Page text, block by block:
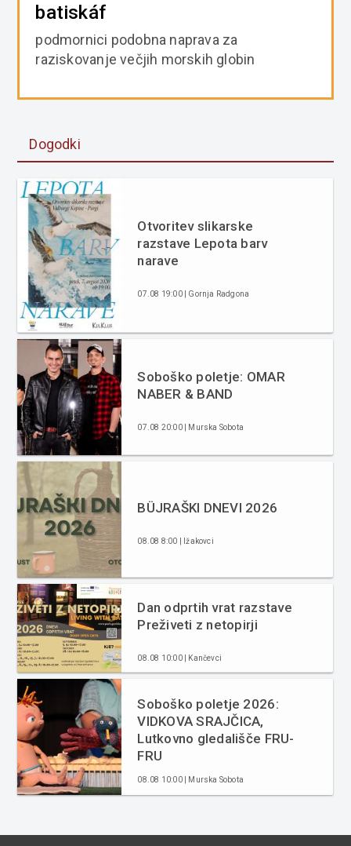
batiskáf
podmornici podobna naprava za
raziskovanje večjih morskih globin
Dogodki
Otvoritev slikarske
razstave Lepota barv
narave
07.08 19:00 | Gornja Radgona
Soboško poletje: OMAR
NABER & BAND
07.08 20:00 | Murska Sobota
BÜJRAŠKI DNEVI 2026
08.08 8:00 | Ižakovci
Dan odprtih vrat razstave
Preživeti z netopirji
08.08 10:00 | Kančevci
Soboško poletje 2026:
VIDKOVA SRAJČICA,
Lutkovno gledališče FRU-
FRU
08.08 10:00 | Murska Sobota